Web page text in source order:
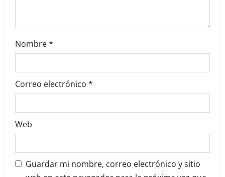
Nombre*
Correo electrónico *
Web
Guardar mi nombre, correo electrónico y sitio